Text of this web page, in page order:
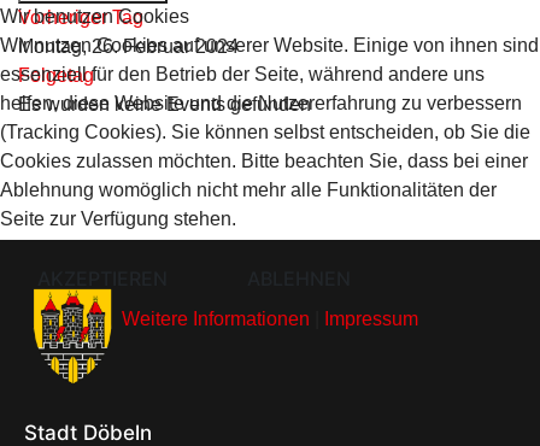
Vorheriger Tag
Montag, 26. Februar 2024
Folgetag
Es wurden keine Events gefunden
Stadt Döbeln
Wir benutzen Cookies
Wir nutzen Cookies auf unserer Website. Einige von ihnen sind
essenziell für den Betrieb der Seite, während andere uns
helfen, diese Website und die Nutzererfahrung zu verbessern
(Tracking Cookies). Sie können selbst entscheiden, ob Sie die
Cookies zulassen möchten. Bitte beachten Sie, dass bei einer
Ablehnung womöglich nicht mehr alle Funktionalitäten der
Seite zur Verfügung stehen.
Weitere Informationen Impressum